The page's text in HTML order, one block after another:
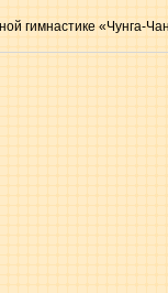
гимнастике «Чунга-